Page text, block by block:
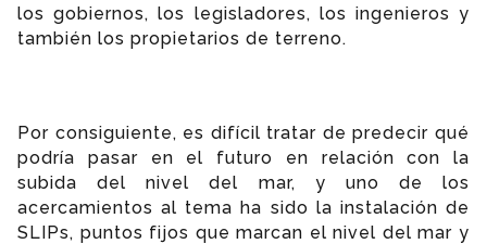
los gobiernos, los legisladores, los ingenieros y
también los propietarios de terreno.
Por consiguiente, es difícil tratar de predecir qué
podría pasar en el futuro en relación con la
subida del nivel del mar, y uno de los
acercamientos al tema ha sido la instalación de
SLIPs, puntos fijos que marcan el nivel del mar y